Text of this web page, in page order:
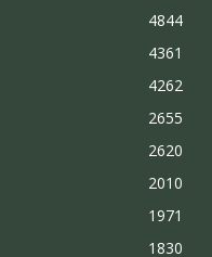
4844
4361
4262
2655
2620
2010
1971
1830